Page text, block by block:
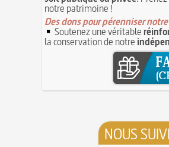
notre patrimoine !
Des dons pour pérenniser
Soutenez une véritable
la conservation de notre
NOUS